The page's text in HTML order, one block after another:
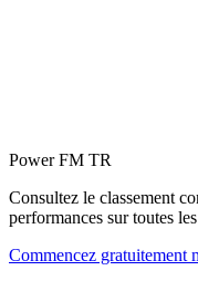
Power FM TR
Consultez le classement
performances sur toutes
Commencez gratuitement